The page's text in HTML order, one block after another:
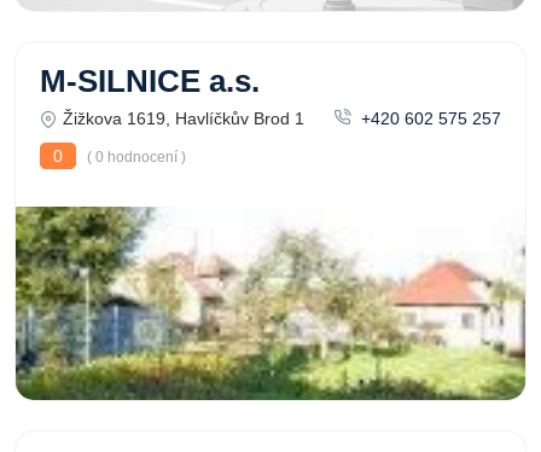
M-SILNICE a.s.
Žižkova 1619, Havlíčkův Brod 1
+420 602 575 257
0
( 0 hodnocení )